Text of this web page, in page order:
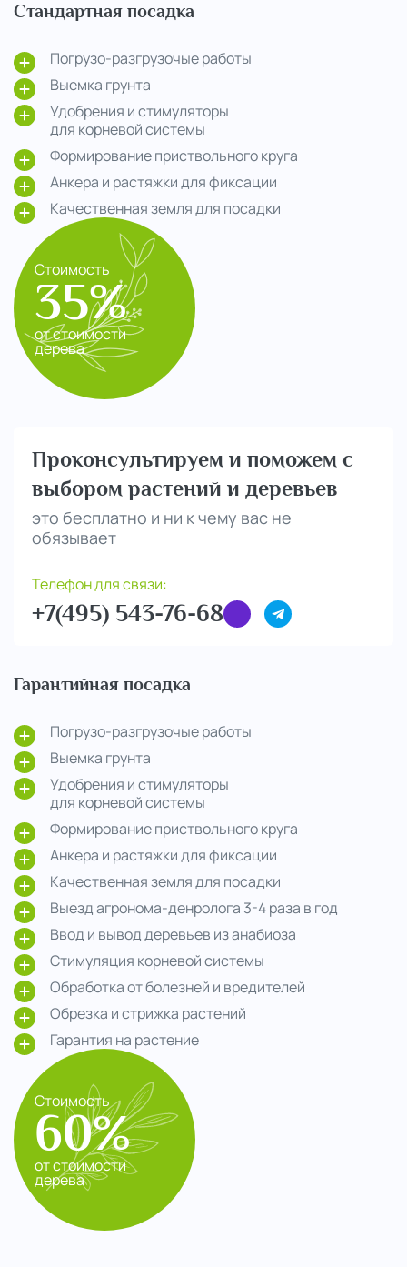
Стандартная посадка
Погрузо-разгрузочые работы
Выемка грунта
Удобрения и стимуляторы
для корневой системы
Формирование приствольного круга
Анкера и растяжки для фиксации
Качественная земля для посадки
Стоимость
35%
от стоимости
дерева
Проконсультируем и поможем с
выбором растений и деревьев
это бесплатно и ни к чему вас не
обязывает
Телефон для связи:
+7(495) 543-76-68
Гарантийная посадка
Погрузо-разгрузочые работы
Выемка грунта
Удобрения и стимуляторы
для корневой системы
Формирование приствольного круга
Анкера и растяжки для фиксации
Качественная земля для посадки
Выезд агронома-денролога 3-4 раза в год
Ввод и вывод деревьев из анабиоза
Стимуляция корневой системы
Обработка от болезней и вредителей
Обрезка и стрижка растений
Гарантия на растение
Стоимость
60%
от стоимости
дерева